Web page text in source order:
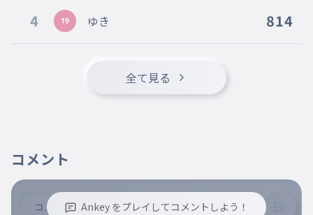
ウェントリコスス
アクレアツス
021
022 ゴーストクォーツ
ごーすとくぉーつ
4 ゆき 814
全て見る
コメント
Ankey をプレイしてコメントしよう！